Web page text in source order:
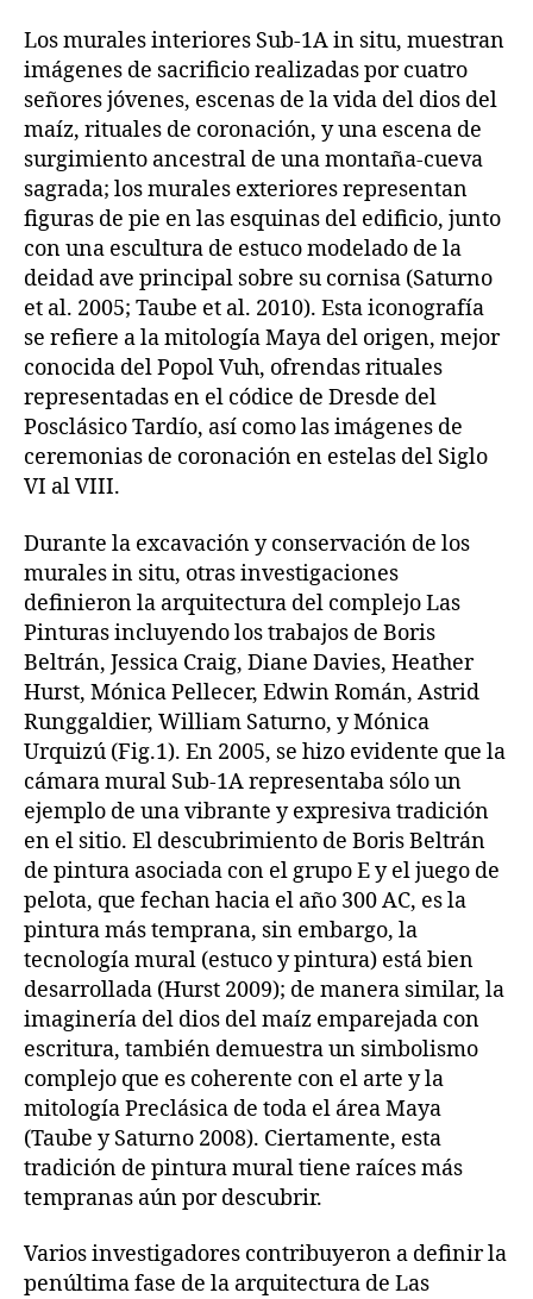
Los murales interiores Sub-1A in situ, muestran
imágenes de sacrificio realizadas por cuatro
señores jóvenes, escenas de la vida del dios del
maíz, rituales de coronación, y una escena de
surgimiento ancestral de una montaña-cueva
sagrada; los murales exteriores representan
figuras de pie en las esquinas del edificio, junto
con una escultura de estuco modelado de la
deidad ave principal sobre su cornisa (Saturno
et al. 2005; Taube et al. 2010). Esta iconografía
se refiere a la mitología Maya del origen, mejor
conocida del Popol Vuh, ofrendas rituales
representadas en el códice de Dresde del
Posclásico Tardío, así como las imágenes de
ceremonias de coronación en estelas del Siglo
VI al VIII.
Durante la excavación y conservación de los
murales in situ, otras investigaciones
definieron la arquitectura del complejo Las
Pinturas incluyendo los trabajos de Boris
Beltrán, Jessica Craig, Diane Davies, Heather
Hurst, Mónica Pellecer, Edwin Román, Astrid
Runggaldier, William Saturno, y Mónica
Urquizú (Fig.1). En 2005, se hizo evidente que la
cámara mural Sub-1A representaba sólo un
ejemplo de una vibrante y expresiva tradición
en el sitio. El descubrimiento de Boris Beltrán
de pintura asociada con el grupo E y el juego de
pelota, que fechan hacia el año 300 AC, es la
pintura más temprana, sin embargo, la
tecnología mural (estuco y pintura) está bien
desarrollada (Hurst 2009); de manera similar, la
imaginería del dios del maíz emparejada con
escritura, también demuestra un simbolismo
complejo que es coherente con el arte y la
mitología Preclásica de toda el área Maya
(Taube y Saturno 2008). Ciertamente, esta
tradición de pintura mural tiene raíces más
tempranas aún por descubrir.
Varios investigadores contribuyeron a definir la
penúltima fase de la arquitectura de Las